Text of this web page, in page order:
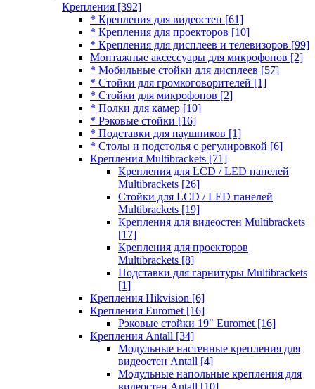
Крепления [392]
* Крепления для видеостен [61]
* Крепления для проекторов [10]
* Крепления для дисплеев и телевизоров [99]
Монтажные аксессуары для микрофонов [2]
* Мобильные стойки для дисплеев [57]
* Стойки для громкоговорителей [1]
* Стойки для микрофонов [2]
* Полки для камер [10]
* Рэковые стойки [16]
* Подставки для наушников [1]
* Столы и подстолья с регулировкой [6]
Крепления Multibrackets [71]
Крепления для LCD / LED панелей
Multibrackets [26]
Стойки для LCD / LED панелей
Multibrackets [19]
Крепления для видеостен Multibrackets
[17]
Крепления для проекторов
Multibrackets [8]
Подставки для гарнитуры Multibrackets
[1]
Крепления Hikvision [6]
Крепления Euromet [16]
Рэковые стойки 19" Euromet [16]
Крепления Antall [34]
Модульные настенные крепления для
видеостен Antall [4]
Модульные напольные крепления для
видеостен Antall [10]